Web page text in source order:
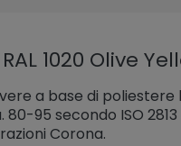
1020 Olive
a base di poliestere
80-95 secondo ISO
Corona.